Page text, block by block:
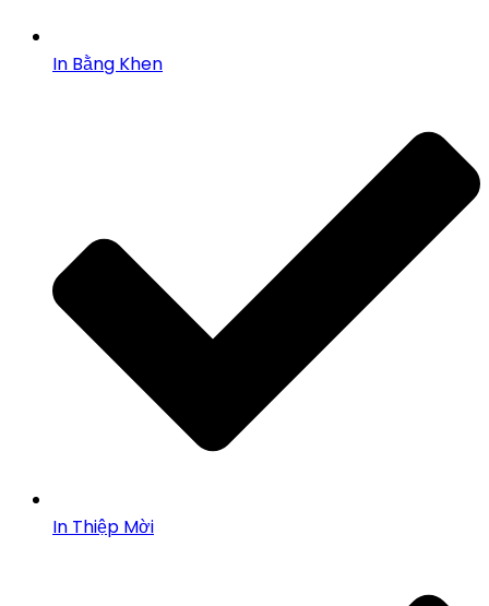
In Bằng Khen
In Thiệp Mời